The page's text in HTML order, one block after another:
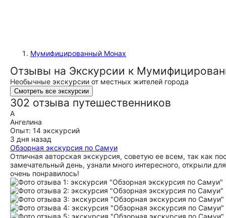
Мумифицированный Монах
Отзывы на Экскурсии к
Необычные экскурсии от местных жителей города
Смотреть все экскурсии
302 отзыва путешественников
А
Ангелина
Опыт: 14 экскурсий
3 дня назад
Обзорная экскурсия по Самуи
Отличная авторская экскурсия, советую ее всем, так как
замечательный день, узнали много интересного, открыли
очень понравилось!